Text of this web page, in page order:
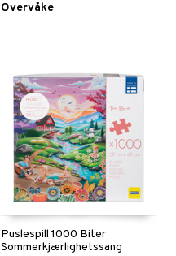
Overvåke
Puslespill 1000 Biter
Sommerkjærlighetssang